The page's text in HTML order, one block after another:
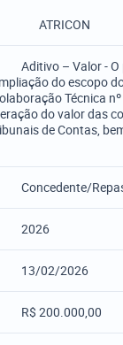
ATRICON
Aditivo – Valor -
do escopo
Técnica
do valor das
de Contas,
Concedente/
2026
13/02/2026
R$ 200.000,00